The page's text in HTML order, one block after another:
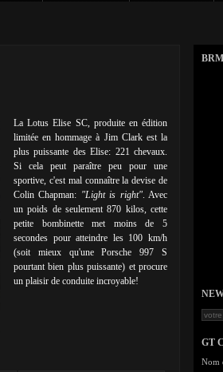
La Lotus Elise SC, produite en édition
limitée en hommage à Jim Clark est la
plus puissante des Elise: 221 chevaux.
Si cela peut paraître peu pour une
sportive, c'est mal connaître la devise de
Colin Chapman: "Light is right". Avec
un poids de seulement 870 kilos, cette
petite bombinette met moins de 5
secondes pour atteindre les 100 km/h
(soit mieux qu'une Porsche 997 S
pourtant bien plus puissante) et procure
un plaisir de conduite incroyable!
BRM
GT
Nom